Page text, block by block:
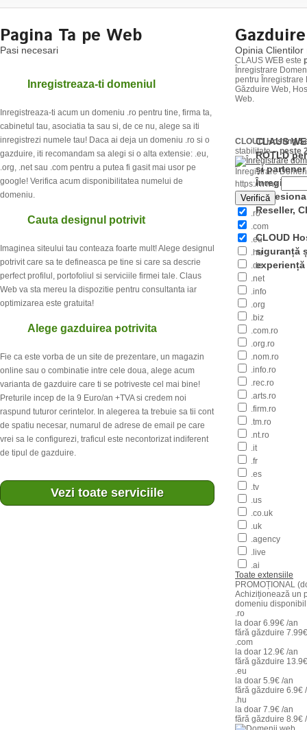
PHP 5.X, MySQL 5.X, Tomcat
5.X
PHP 5.X, MySQL 5.X, Tomcat
CGI, PERL, CURL, GD2
Comanda
trafic lunar necontorizat, Panou Administrare
Web Hosting
Server VPS 1024
50 GBspatiu pe disc
2 IP Dedicat
450 procese
trafic lunar necontorizat, Panou Administrare
Comanda
doar €/luna
Server VPS 2048
doar €/luna
Pagina Ta pe Web
Pasi necesari
Inregistreaza-ti domeniul
Inregistreaza-ti acum un domeniu .ro pentru tine, firma ta,
cabinetul tau, asociatia ta sau si, de ce nu, alege sa iti
inregistrezi numele tau! Daca ai deja un domeniu .ro si o
gazduire, iti recomandam sa alegi si o alta extensie: .eu,
.org, .net sau .com pentru a putea fi gasit mai usor pe
google! Verifica acum disponibilitatea numelui de
domeniu.
Cauta designul potrivit
Imaginea siteului tau conteaza foarte mult! Alege designul
potrivit care sa te defineasca pe tine si care sa descrie
perfect profilul, portofoliul si serviciile firmei tale. Claus
Web va sta mereu la dispozitie pentru consultanta iar
optimizarea este gratuita!
Alege gazduirea potrivita
Fie ca este vorba de un site de prezentare, un magazin
online sau o combinatie intre cele doua, alege acum
varianta de gazduire care ti se potriveste cel mai bine!
Preturile incep de la 9 Euro/an +TVA si credem noi
raspund tuturor cerintelor. In alegerea ta trebuie sa tii cont
de spatiu necesar, numarul de adrese de email pe care
vrei sa le configurezi, traficul este necontorizat indiferent
de tipul de gazduire.
Vezi toate serviciile
Opinia Clientilor
CLAUS WEB este
Înregistrare
pentru
Găzduire Web,
Web.
CLAUS
ROTLD
și
Reseller,
CLOUD
siguranță
experiență
CLOUD Hosting
stabilitate –peste
Înregistrare
https://www.
Verifică
.ro
.com
.eu
.hu
.de
.net
.info
.org
.biz
.com.ro
.org.ro
.nom.ro
.info.ro
.rec.ro
.arts.ro
.firm.ro
.tm.ro
.nt.ro
.it
.fr
.es
.tv
.us
.co.uk
.uk
.agency
.live
.ai
Toate extensiile
PROMOȚIONAL
Achiziționează un
domeniu disponibil
.ro
la doar 6.99€ /an
fără găzduire 7.99€
.com
la doar 12.9€ /an
fără găzduire 13.9€
.eu
la doar 5.9€ /an
fără găzduire 6.9€
.hu
la doar 7.9€ /an
fără găzduire 8.9€